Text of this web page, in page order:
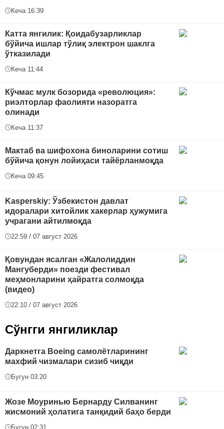
Кеча 16:39
Катта янгилик: Қоидабузарликлар
бўйича ишлар тўлиқ электрон шаклга
ўтказилади
Кеча 11:44
Кўчмас мулк бозорида «революция»:
риэлторлар фаолияти назоратга
олинади
Кеча 11:37
Мактаб ва шифохона биноларини сотиш
бўйича қонун лойиҳаси тайёрланмоқда
Кеча 09:45
Kasperskiy: Ўзбекистон давлат
идоралари хитойлик хакерлар ҳужумига
учрагани айтилмоқда
22:59 / 07 август 2026
Қовундан ясалган «Жалолиддин
Мангуберди» поезди фестивал
меҳмонларини ҳайратга солмоқда
(видео)
22:10 / 07 август 2026
Сўнгги янгиликлар
Даркнетга Boeing самолётларининг
махфий чизмалари сизиб чиқди
Бугун 03:20
Жозе Моуринью Бернарду Силванинг
жисмоний ҳолатига танқидий баҳо берди
Бугун 02:31